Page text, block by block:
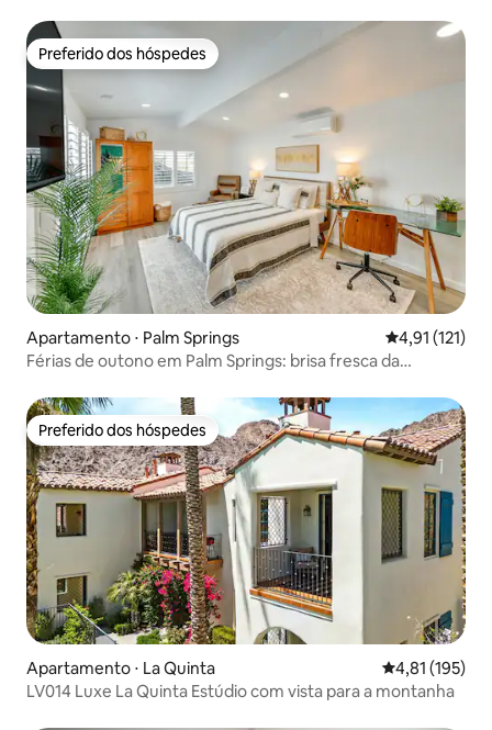
Preferido dos hóspedes
Preferido dos hóspedes
Apartamento ⋅ Palm Springs 4,91 de uma
4,91 (121)
Férias de outono em Palm Springs: brisa fresca da
Preferido dos hóspedes
Preferido dos hóspedes
Apartamento ⋅ La Quinta 4,81 de uma
4,81 (195)
LV014 Luxe La Quinta Estúdio com vista para a montanha